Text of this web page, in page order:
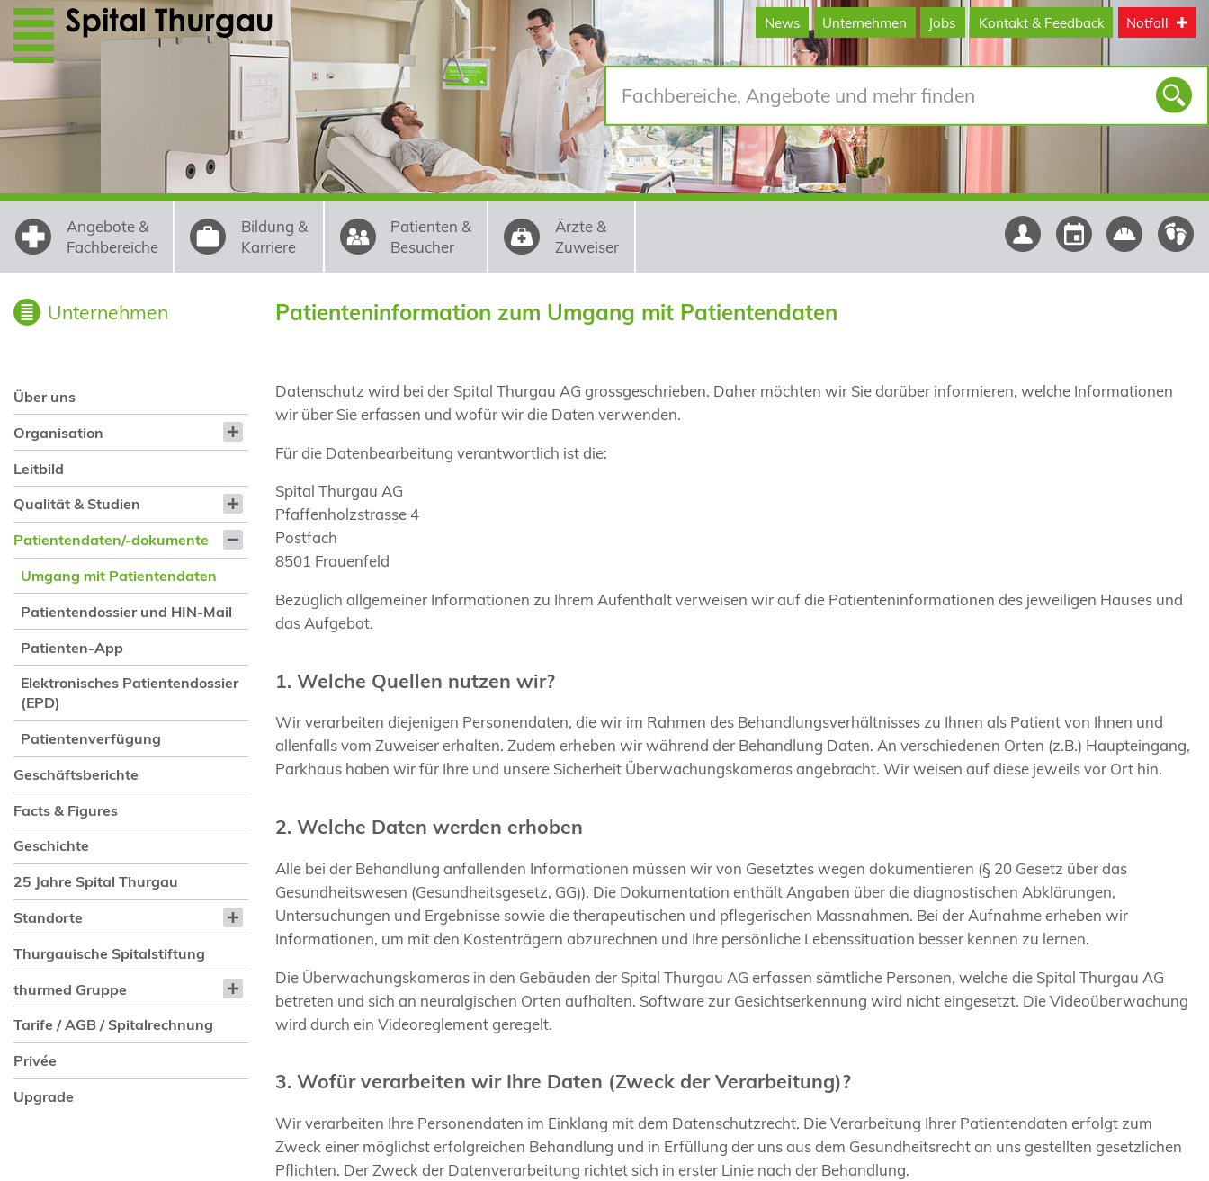
Direkt zum Inhalt
News Unternehmen Jobs Kontakt & Feedback Notfall
Angebote &
Fachbereiche
Bildung &
Karriere
Patienten &
Besucher
Ärzte &
Zuweiser
Unternehmen
Über uns
Organisation
Leitbild
Qualität & Studien
Patientendaten/-dokumente
Umgang mit Patientendaten
Patientendossier und HIN-Mail
Patienten-App
Elektronisches Patientendossier
(EPD)
Patientenverfügung
Geschäftsberichte
Facts & Figures
Geschichte
25 Jahre Spital Thurgau
Standorte
Thurgauische Spitalstiftung
thurmed Gruppe
Tarife / AGB / Spitalrechnung
Privée
Upgrade
Patienteninformation zum Umgang mit Patientendaten
Datenschutz wird bei der Spital Thurgau AG grossgeschrieben. Daher möchten wir Sie darüber informieren, welche Informationen
wir über Sie erfassen und wofür wir die Daten verwenden.
Für die Datenbearbeitung verantwortlich ist die:
Spital Thurgau AG
Pfaffenholzstrasse 4
Postfach
8501 Frauenfeld
Bezüglich allgemeiner Informationen zu Ihrem Aufenthalt verweisen wir auf die Patienteninformationen des jeweiligen Hauses und
das Aufgebot.
1. Welche Quellen nutzen wir?
Wir verarbeiten diejenigen Personendaten, die wir im Rahmen des Behandlungsverhältnisses zu Ihnen als Patient von Ihnen und
allenfalls vom Zuweiser erhalten. Zudem erheben wir während der Behandlung Daten. An verschiedenen Orten (z.B.) Haupteingang,
Parkhaus haben wir für Ihre und unsere Sicherheit Überwachungskameras angebracht. Wir weisen auf diese jeweils vor Ort hin.
2. Welche Daten werden erhoben
Alle bei der Behandlung anfallenden Informationen müssen wir von Gesetztes wegen dokumentieren (§ 20 Gesetz über das
Gesundheitswesen (Gesundheitsgesetz, GG)). Die Dokumentation enthält Angaben über die diagnostischen Abklärungen,
Untersuchungen und Ergebnisse sowie die therapeutischen und pflegerischen Massnahmen. Bei der Aufnahme erheben wir
Informationen, um mit den Kostenträgern abzurechnen und Ihre persönliche Lebenssituation besser kennen zu lernen.
Die Überwachungskameras in den Gebäuden der Spital Thurgau AG erfassen sämtliche Personen, welche die Spital Thurgau AG
betreten und sich an neuralgischen Orten aufhalten. Software zur Gesichtserkennung wird nicht eingesetzt. Die Videoüberwachung
wird durch ein Videoreglement geregelt.
3. Wofür verarbeiten wir Ihre Daten (Zweck der Verarbeitung)?
Wir verarbeiten Ihre Personendaten im Einklang mit dem Datenschutzrecht. Die Verarbeitung Ihrer Patientendaten erfolgt zum
Zweck einer möglichst erfolgreichen Behandlung und in Erfüllung der uns aus dem Gesundheitsrecht an uns gestellten gesetzlichen
Pflichten. Der Zweck der Datenverarbeitung richtet sich in erster Linie nach der Behandlung.